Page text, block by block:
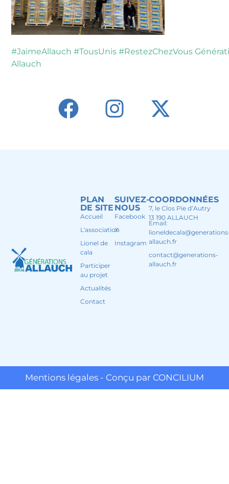
#JaimeAllauch #TousUnis #RestezChezVous
Allauch
SUIVEZ-
NOUS
Facebook
X
Instagram
PLAN
DE SITE
Accueil
L'association
Lionel de
cala
Participer
au projet
Actualités
Contact
COORDONNÉES
7, le Clos Pie d’Autry
13 190 ALLAUCH
Email:
allauch.fr
contact@generations-
allauch.fr
Mentions légales - Conçu par CONCILIUM